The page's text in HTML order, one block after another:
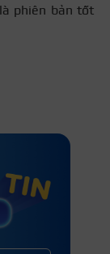
phiên bản tốt